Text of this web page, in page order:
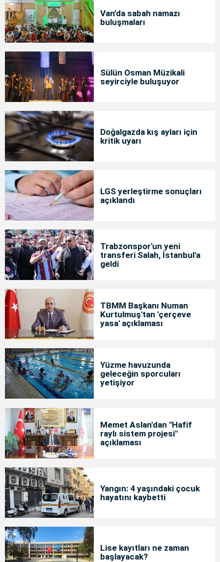
Van’da sabah namazı
buluşmaları
Sülün Osman Müzikali
seyirciyle buluşuyor
Doğalgazda kış ayları için
kritik uyarı
LGS yerleştirme sonuçları
açıklandı
Trabzonspor'un yeni
transferi Salah, İstanbul'a
geldi
TBMM Başkanı Numan
Kurtulmuş'tan 'çerçeve
yasa' açıklaması
Yüzme havuzunda
geleceğin sporcuları
yetişiyor
Memet Aslan'dan "Hafif
raylı sistem projesi"
açıklaması
Yangın: 4 yaşındaki çocuk
hayatını kaybetti
Lise kayıtları ne zaman
başlayacak?